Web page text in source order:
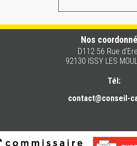
Nos
D112 56 Rue
92130 ISSY LES
Tél:
contact@conseil-